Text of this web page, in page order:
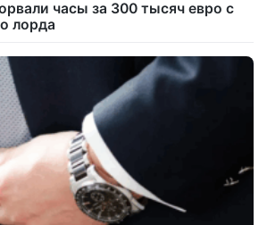
часы за 300 тысяч евро с
лорда